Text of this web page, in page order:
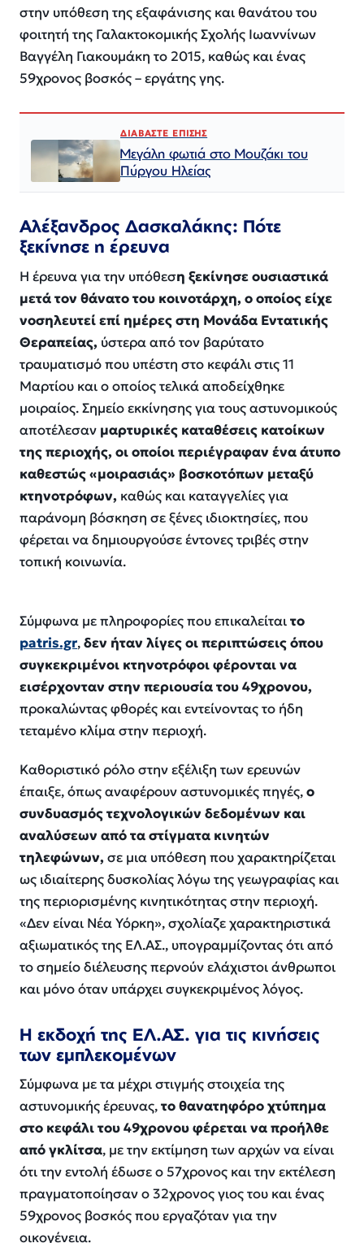
στην υπόθεση της εξαφάνισης και θανάτου του
φοιτητή της Γαλακτοκομικής Σχολής Ιωαννίνων
Βαγγέλη Γιακουμάκη το 2015, καθώς και ένας
59χρονος βοσκός – εργάτης γης.
ΔΙΑΒΑΣΤΕ ΕΠΙΣΗΣ
Μεγάλη φωτιά στο Μουζάκι του
Πύργου Ηλείας
Αλέξανδρος Δασκαλάκης: Πότε
ξεκίνησε η έρευνα
Η έρευνα για την υπόθεση ξεκίνησε ουσιαστικά
μετά τον θάνατο του κοινοτάρχη, ο οποίος είχε
νοσηλευτεί επί ημέρες στη Μονάδα Εντατικής
Θεραπείας, ύστερα από τον βαρύτατο
τραυματισμό που υπέστη στο κεφάλι στις 11
Μαρτίου και ο οποίος τελικά αποδείχθηκε
μοιραίος. Σημείο εκκίνησης για τους αστυνομικούς
αποτέλεσαν μαρτυρικές καταθέσεις κατοίκων
της περιοχής, οι οποίοι περιέγραφαν ένα άτυπο
καθεστώς «μοιρασιάς» βοσκοτόπων μεταξύ
κτηνοτρόφων, καθώς και καταγγελίες για
παράνομη βόσκηση σε ξένες ιδιοκτησίες, που
φέρεται να δημιουργούσε έντονες τριβές στην
τοπική κοινωνία.
Σύμφωνα με πληροφορίες που επικαλείταιτο
patris.gr,δεν ήταν λίγες οι περιπτώσεις όπου
συγκεκριμένοι κτηνοτρόφοι φέρονται να
εισέρχονταν στην περιουσία του 49χρονου,
προκαλώντας φθορές και εντείνοντας το ήδη
τεταμένο κλίμα στην περιοχή.
Καθοριστικό ρόλο στην εξέλιξη των ερευνών
έπαιξε, όπως αναφέρουν αστυνομικές πηγές,ο
συνδυασμός τεχνολογικών δεδομένων και
αναλύσεων από τα στίγματα κινητών
τηλεφώνων, σε μια υπόθεση που χαρακτηρίζεται
ως ιδιαίτερης δυσκολίας λόγω της γεωγραφίας και
της περιορισμένης κινητικότητας στην περιοχή.
«Δεν είναι Νέα Υόρκη», σχολίαζε χαρακτηριστικά
αξιωματικός της ΕΛ.ΑΣ., υπογραμμίζοντας ότι από
το σημείο διέλευσης περνούν ελάχιστοι άνθρωποι
και μόνο όταν υπάρχει συγκεκριμένος λόγος.
Η εκδοχή της ΕΛ.ΑΣ. για τις κινήσεις
των εμπλεκομένων
Σύμφωνα με τα μέχρι στιγμής στοιχεία της
αστυνομικής έρευνας,το θανατηφόρο χτύπημα
στο κεφάλι του 49χρονου φέρεται να προήλθε
από γκλίτσα, με την εκτίμηση των αρχών να είναι
ότι την εντολή έδωσε ο 57χρονος και την εκτέλεση
πραγματοποίησαν ο 32χρονος γιος του και ένας
59χρονος βοσκός που εργαζόταν για την
οικογένεια.